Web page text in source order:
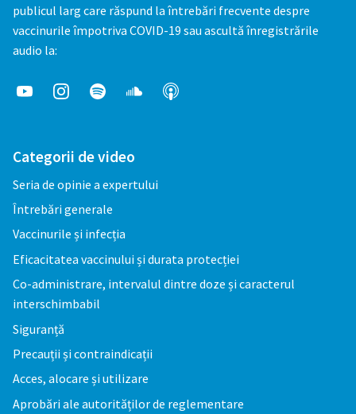
publicul larg care răspund la întrebări frecvente despre
vaccinurile împotriva COVID-19 sau ascultă înregistrările
audio la:
Categorii de video
Seria de opinie a expertului
Întrebări generale
Vaccinurile și infecția
Eficacitatea vaccinului și durata protecției
Co-administrare, intervalul dintre doze și caracterul
interschimbabil
Siguranță
Precauții și contraindicații
Acces, alocare și utilizare
Aprobări ale autorităților de reglementare